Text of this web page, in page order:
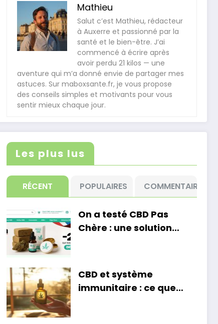
Mathieu
Salut c’est Mathieu, rédacteur
à Auxerre et passionné par la
santé et le bien-être. J’ai
commencé à écrire après
avoir perdu 21 kilos — une
aventure qui m’a donné envie de partager mes
astuces. Sur maboxsante.fr, je vous propose
des conseils simples et motivants pour vous
sentir mieux chaque jour.
Les plus lus
RÉCENT POPULAIRES COMMENTAIRE
On a testé CBD Pas
Chère : une solution
cannabidiol ?
CBD et système
immunitaire : ce que